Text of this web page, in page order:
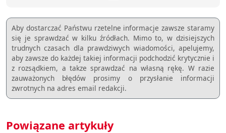
Aby dostarczać Państwu rzetelne informacje zawsze staramy
się je sprawdzać w kilku źródłach. Mimo to, w dzisiejszych
trudnych czasach dla prawdziwych wiadomości, apelujemy,
aby zawsze do każdej takiej informacji podchodzić krytycznie i
z rozsądkiem, a takze sprawdzać na własną rękę. W razie
zauważonych błędów prosimy o przysłanie informacji
zwrotnych na adres email redakcji.
Powiązane artykuły